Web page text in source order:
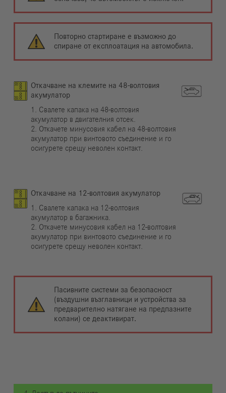
Повторно стартиране е възможно до
спиране от експлоатация на автомобила.
Откачване на клемите на 48-волтовия
акумулатор
1. Свалете капака на 48-волтовия
акумулатор в двигателния отсек.
2. Откачете минусовия кабел на 48-волтовия
акумулатор при винтовото съединение и го
осигурете срещу неволен контакт.
Откачване на 12-волтовия акумулатор
1. Свалете капака на 12-волтовия
акумулатор в багажника.
2. Откачете минусовия кабел на 12-волтовия
акумулатор при винтовото съединение и го
осигурете срещу неволен контакт.
Пасивните системи за безопасност
(въздушни възглавници и устройства за
предварително натягане на предпазните
колани) се деактивират.